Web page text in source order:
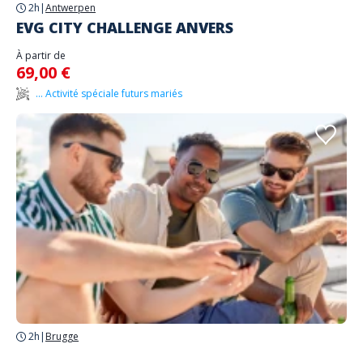
2h |Antwerpen
EVG CITY CHALLENGE ANVERS
À partir de
69,00 €
... Activité spéciale futurs mariés
2h | Brugge